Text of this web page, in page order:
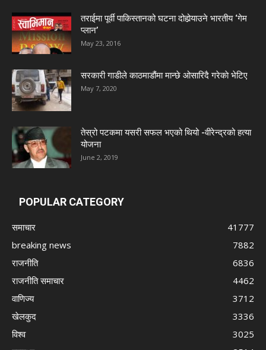
तराईमा पूर्वी पाकिस्तानको घटना दोहोर्‍याउने भारतीय ‘गेम
प्लान’
May 23, 2016
सरकारी गाडीले काठमाडौंमा मान्छे ओसारिदै गरेकाे भेटिए
May 7, 2020
तेस्रो पटकमा यसरी सफल भएको थियो -वीरेन्द्रको हत्या
योजना
June 2, 2019
POPULAR CATEGORY
समाचार
41777
breaking news
7882
राजनीति
6836
राजनीति समाचार
4462
वाणिज्य
3712
खेलकुद
3336
विश्व
3025